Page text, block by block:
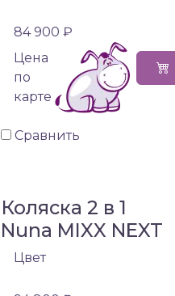
84 900 ₽
Цена
по
карте
Сравнить
Коляска 2 в 1
Nuna MIXX NEXT
Цвет